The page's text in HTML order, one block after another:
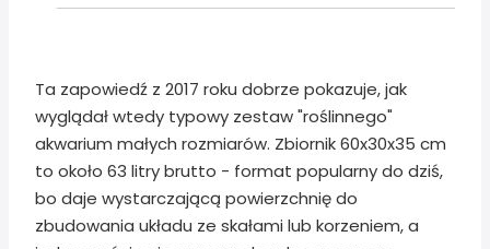
Ta zapowiedź z 2017 roku dobrze pokazuje, jak
wyglądał wtedy typowy zestaw "roślinnego"
akwarium małych rozmiarów. Zbiornik 60x30x35 cm
to około 63 litry brutto - format popularny do dziś,
bo daje wystarczającą powierzchnię do
zbudowania układu ze skałami lub korzeniem, a